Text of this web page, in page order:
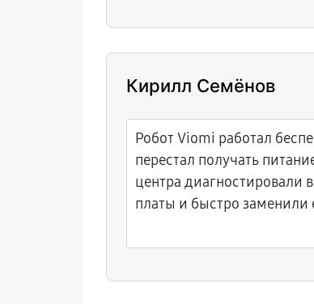
Кирилл Семёнов
Робот Viomi работал
перестал получать
центра диагностировали
платы и быстро заменили